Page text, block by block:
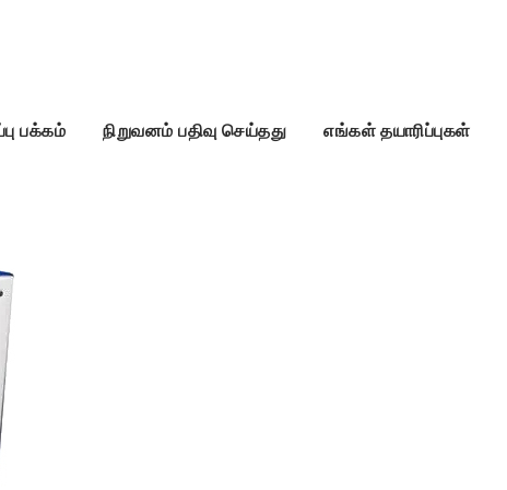
பக்கம் நிறுவனம் பதிவு செய்தது எங்கள் தயாரிப்புகள்